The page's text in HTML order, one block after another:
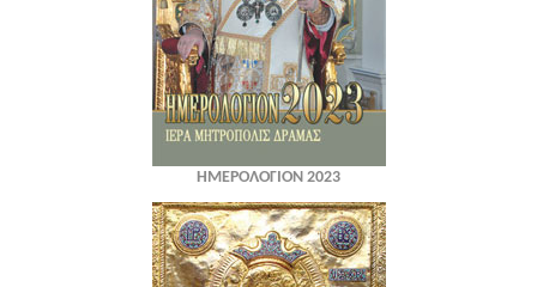
ΗΜΕΡΟΛΟΓΙΟΝ 2023